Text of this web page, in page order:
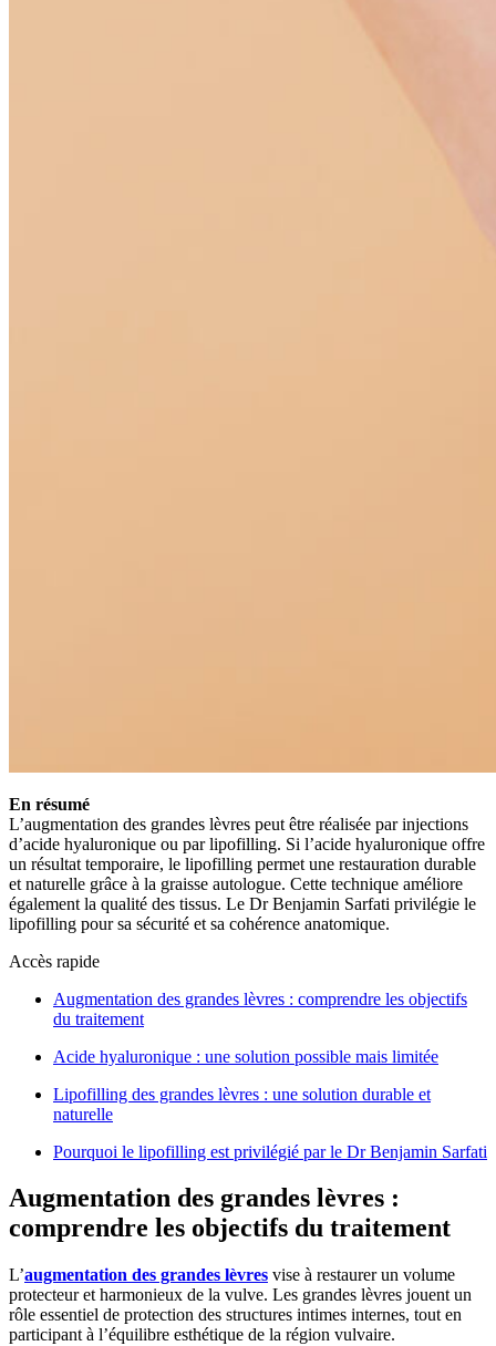
En résumé
L’augmentation des grandes lèvres peut être réalisée par injections
d’acide hyaluronique ou par lipofilling. Si l’acide hyaluronique offre
un résultat temporaire, le lipofilling permet une restauration durable
et naturelle grâce à la graisse autologue. Cette technique améliore
également la qualité des tissus. Le Dr Benjamin Sarfati privilégie le
lipofilling pour sa sécurité et sa cohérence anatomique.
Accès rapide
Augmentation des grandes lèvres : comprendre les objectifs
du traitement
Acide hyaluronique : une solution possible mais limitée
Lipofilling des grandes lèvres : une solution durable et
naturelle
Pourquoi le lipofilling est privilégié par le Dr Benjamin Sarfati
Augmentation des grandes lèvres :
comprendre les objectifs du traitement
L’augmentation des grandes lèvres vise à restaurer un volume
protecteur et harmonieux de la vulve. Les grandes lèvres jouent un
rôle essentiel de protection des structures intimes internes, tout en
participant à l’équilibre esthétique de la région vulvaire.